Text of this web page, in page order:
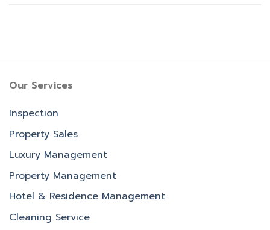
Our Services
Inspection
Property Sales
Luxury Management
Property Management
Hotel & Residence Management
Cleaning Service